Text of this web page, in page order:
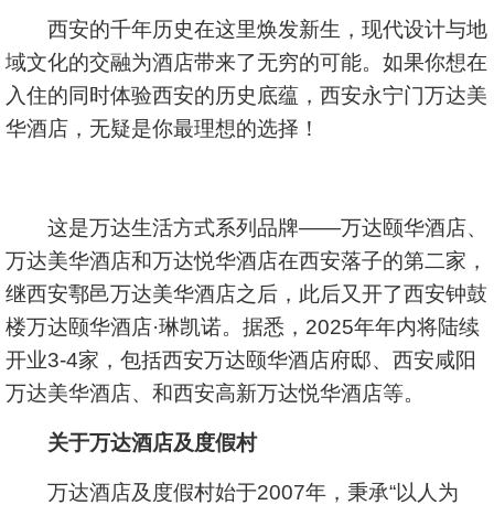
西安的千年历史在这里焕发新生，现代设计与地
域文化的交融为酒店带来了无穷的可能。如果你想在
入住的同时体验西安的历史底蕴，西安永宁门万达美
华酒店，无疑是你最理想的选择！
这是万达生活方式系列品牌——万达颐华酒店、
万达美华酒店和万达悦华酒店在西安落子的第二家，
继西安鄠邑万达美华酒店之后，此后又开了西安钟鼓
楼万达颐华酒店·琳凯诺。据悉，2025年年内将陆续
开业3-4家，包括西安万达颐华酒店府邸、西安咸阳
万达美华酒店、和西安高新万达悦华酒店等。
关于万达酒店及度假村
万达酒店及度假村始于2007年，秉承“以人为